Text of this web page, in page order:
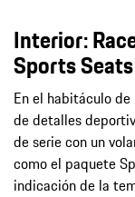
Interior:
Sports
En el habitáculo
de detalles
de serie con un
como el paquete
indicación de la